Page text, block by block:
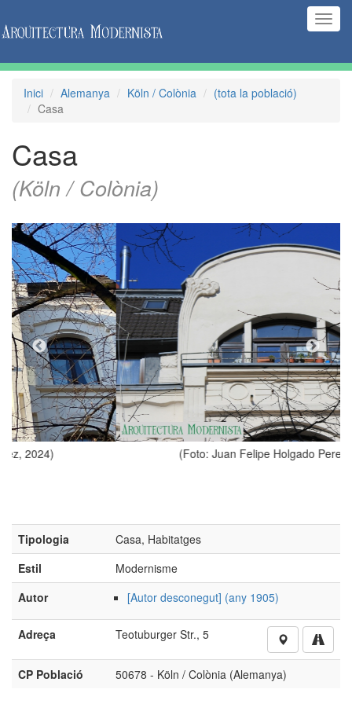
Inici Alemanya Köln / Colònia
(tota la població)
Casa
Casa
(Köln / Colònia)
(Foto: Juan Felipe Holgado Perez, 2024)
Tipologia
Casa, Habitatges
Estil
Modernisme
Autor
[Autor desconegut] (any 1905)
Adreça Teotuburger Str., 5
CP Població 50678 - Köln / Colònia (Alemanya)